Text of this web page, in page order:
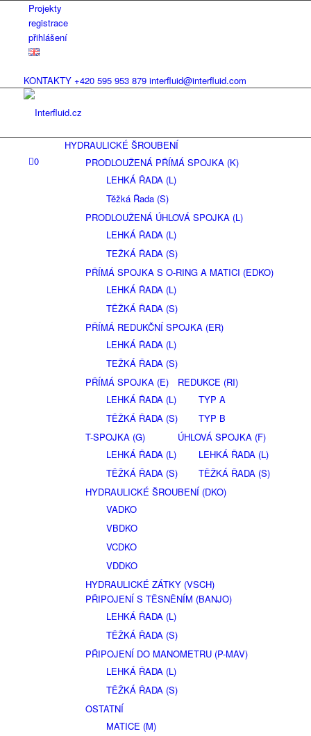
Projekty
registrace
přihlášení
KONTAKTY +420 595 953 879 interfluid@interfluid.com
0
HYDRAULICKÉ ŠROUBENÍ
PRODLOUŽENÁ PŘÍMÁ SPOJKA (K)
LEHKÁ ŘADA (L)
Těžká Řada (S)
PRODLOUŽENÁ ÚHLOVÁ SPOJKA (L)
LEHKÁ ŘADA (L)
TEŽKÁ ŘADA (S)
PŘÍMÁ SPOJKA S O-RING A MATICI (EDKO)
LEHKÁ ŘADA (L)
TĚŽKÁ ŘADA (S)
PŘÍMÁ REDUKČNÍ SPOJKA (ER)
LEHKÁ ŘADA (L)
TEŽKÁ ŘADA (S)
PŘÍMÁ SPOJKA (E)
LEHKÁ ŘADA (L)
TĚŽKÁ ŘADA (S)
REDUKCE (RI)
TYP A
TYP B
T-SPOJKA (G)
LEHKÁ ŘADA (L)
TĚŽKÁ ŘADA (S)
ÚHLOVÁ SPOJKA (F)
LEHKÁ ŘADA (L)
TĚŽKÁ ŘADA (S)
HYDRAULICKÉ ŠROUBENÍ (DKO)
VADKO
VBDKO
VCDKO
VDDKO
HYDRAULICKÉ ZÁTKY (VSCH)
PŘIPOJENÍ S TĚSNĚNÍM (BANJO)
LEHKÁ ŘADA (L)
TĚŽKÁ ŘADA (S)
PŘIPOJENÍ DO MANOMETRU (P-MAV)
LEHKÁ ŘADA (L)
TĚŽKÁ ŘADA (S)
OSTATNÍ
MATICE (M)